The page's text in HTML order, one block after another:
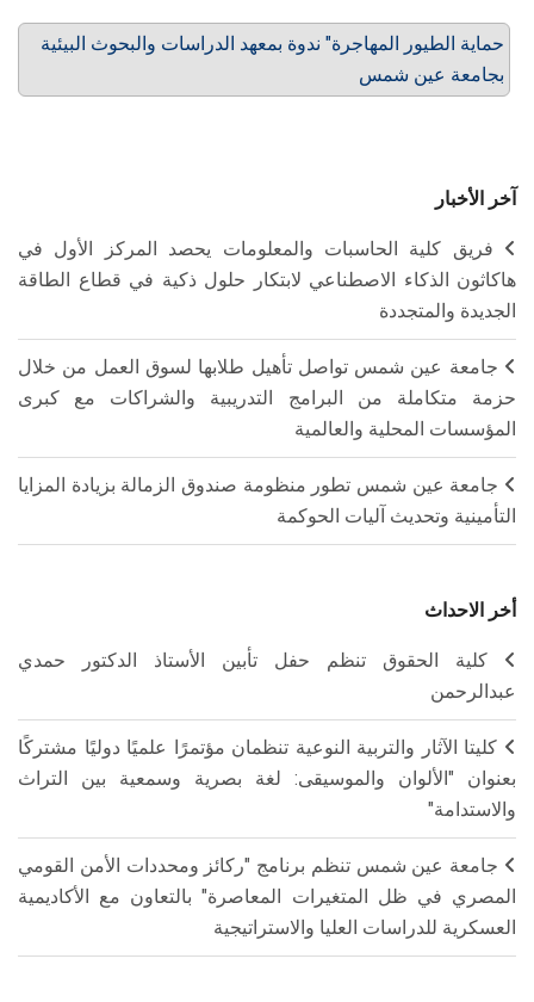
حماية الطيور المهاجرة" ندوة بمعهد الدراسات والبحوث البيئية
بجامعة عين شمس
آخر الأخبار
فريق كلية الحاسبات والمعلومات يحصد المركز الأول في
هاكاثون الذكاء الاصطناعي لابتكار حلول ذكية في قطاع الطاقة
الجديدة والمتجددة
جامعة عين شمس تواصل تأهيل طلابها لسوق العمل من خلال
حزمة متكاملة من البرامج التدريبية والشراكات مع كبرى
المؤسسات المحلية والعالمية
جامعة عين شمس تطور منظومة صندوق الزمالة بزيادة المزايا
التأمينية وتحديث آليات الحوكمة
أخر الاحداث
كلية الحقوق تنظم حفل تأبين الأستاذ الدكتور حمدي
عبدالرحمن
كليتا الآثار والتربية النوعية تنظمان مؤتمرًا علميًا دوليًا مشتركًا
بعنوان "الألوان والموسيقى: لغة بصرية وسمعية بين التراث
والاستدامة"
جامعة عين شمس تنظم برنامج "ركائز ومحددات الأمن القومي
المصري في ظل المتغيرات المعاصرة" بالتعاون مع الأكاديمية
العسكرية للدراسات العليا والاستراتيجية